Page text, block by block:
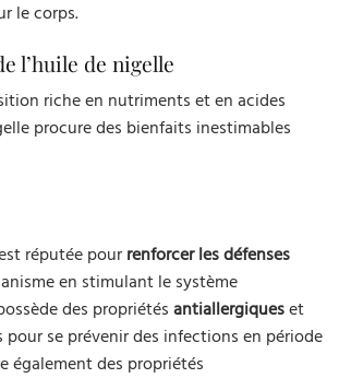
le corps.
l’huile de nigelle
riche en nutriments et en acides
procure des bienfaits inestimables
réputée pour renforcer les défenses
en stimulant le système
des propriétés antiallergiqueset
se prévenir des infections en période
également des propriétés